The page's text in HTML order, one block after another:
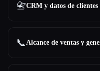
📇CRM y datos de clientes
📞Alcance de ventas y